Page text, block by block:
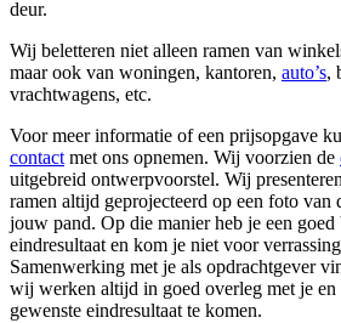
deur.
Wij beletteren niet alleen ramen van
maar ook van woningen, kantoren, auto’s,
vrachtwagens, etc.
Voor meer informatie of een prijsopgave
contact met ons opnemen. Wij voorzien de
uitgebreid ontwerpvoorstel. Wij
ramen altijd geprojecteerd op een foto van
jouw pand. Op die manier heb je een goed
eindresultaat en kom je niet voor
Samenwerking met je als opdrachtgever
wij werken altijd in goed overleg met je en
gewenste eindresultaat te komen.